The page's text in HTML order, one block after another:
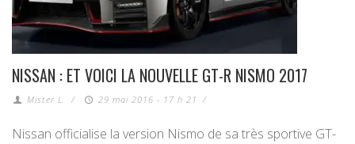
NISSAN : ET VOICI LA NOUVELLE GT-R NISMO 2017
Mister L. / 29 mai 2016 - 17 h 21 /
Nissan officialise la version Nismo de sa très sportive GT-